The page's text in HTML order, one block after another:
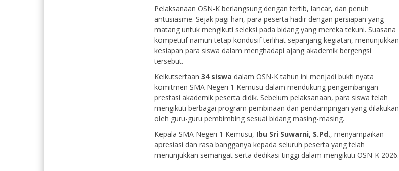
Pelaksanaan OSN-K berlangsung dengan tertib, lancar, dan penuh
antusiasme. Sejak pagi hari, para peserta hadir dengan persiapan yang
matang untuk mengikuti seleksi pada bidang yang mereka tekuni. Suasana
kompetitif namun tetap kondusif terlihat sepanjang kegiatan, menunjukkan
kesiapan para siswa dalam menghadapi ajang akademik bergengsi
tersebut.
Keikutsertaan 34 siswa dalam OSN-K tahun ini menjadi bukti nyata
komitmen SMA Negeri 1 Kemusu dalam mendukung pengembangan
prestasi akademik peserta didik. Sebelum pelaksanaan, para siswa telah
mengikuti berbagai program pembinaan dan pendampingan yang dilakukan
oleh guru-guru pembimbing sesuai bidang masing-masing.
Kepala SMA Negeri 1 Kemusu, Ibu Sri Suwarni, S.Pd., menyampaikan
apresiasi dan rasa bangganya kepada seluruh peserta yang telah
menunjukkan semangat serta dedikasi tinggi dalam mengikuti OSN-K 2026.